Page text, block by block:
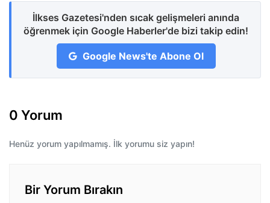
İlkses Gazetesi'nden sıcak gelişmeleri anında
öğrenmek için Google Haberler'de bizi takip edin!
Google News'te Abone Ol
0 Yorum
Henüz yorum yapılmamış. İlk yorumu siz yapın!
Bir Yorum Bırakın